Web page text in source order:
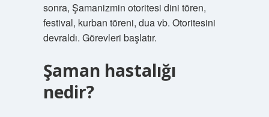
sonra, Şamanizmin otoritesi dini tören,
festival, kurban töreni, dua vb. Otoritesini
devraldı. Görevleri başlatır.
Şaman hastalığı
nedir?